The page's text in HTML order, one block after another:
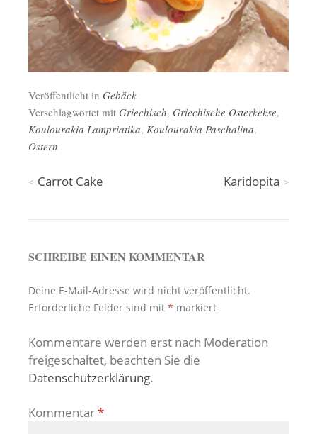
Veröffentlicht in Gebäck
Verschlagwortet mit Griechisch, Griechische Osterkekse,
Koulourakia Lampriatika, Koulourakia Paschalina,
Ostern
Beitragsnavigation
Carrot Cake Karidopita
SCHREIBE EINEN KOMMENTAR
Deine E-Mail-Adresse wird nicht veröffentlicht.
Erforderliche Felder sind mit * markiert
Kommentare werden erst nach Moderation
freigeschaltet, beachten Sie die
Datenschutzerklärung.
Kommentar*